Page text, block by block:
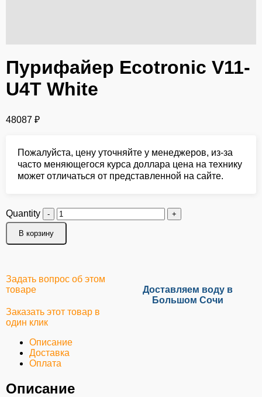
Пурифайер Ecotronic V11-
U4T White
48087 ₽
Пожалуйста, цену уточняйте у менеджеров, из-за
часто меняющегося курса доллара цена на технику
может отличаться от представленной на сайте.
Quantity
В корзину
Задать вопрос об этом
товаре
Заказать этот товар в
один клик
Доставляем воду в
Большом Сочи
Описание
Доставка
Оплата
Описание